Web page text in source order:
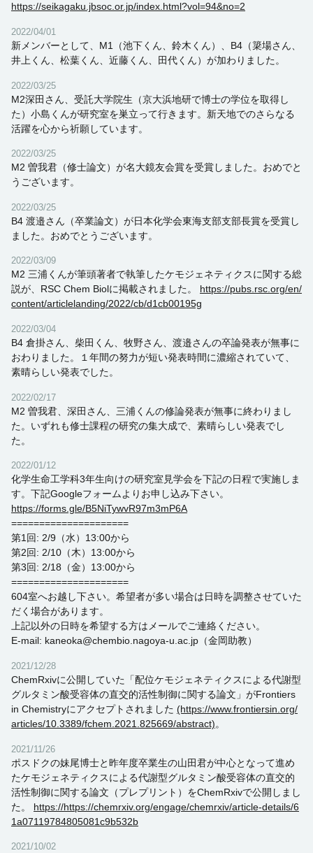
https://seikagaku.jbsoc.or.jp/index.html?vol=94&no=2
2022/04/01
新メンバーとして、M1（池下くん、鈴木くん）、B4（簗場さん、
井上くん、松葉くん、近藤くん、田代くん）が加わりました。
2022/03/25
M2深田さん、受託大学院生（京大浜地研で博士の学位を取得し
た）小島くんが研究室を巣立って行きます。新天地でのさらなる
活躍を心から祈願しています。
2022/03/25
M2 曽我君（修士論文）が名大鏡友会賞を受賞しました。おめでと
うございます。
2022/03/25
B4 渡邉さん（卒業論文）が日本化学会東海支部支部長賞を受賞し
ました。おめでとうございます。
2022/03/09
M2 三浦くんが筆頭著者で執筆したケモジェネティクスに関する総
説が、RSC Chem Biolに掲載されました。 https://pubs.rsc.org/en/
content/articlelanding/2022/cb/d1cb00195g
2022/03/04
B4 倉掛さん、柴田くん、牧野さん、渡邉さんの卒論発表が無事に
おわりました。１年間の努力が短い発表時間に濃縮されていて、
素晴らしい発表でした。
2022/02/17
M2 曽我君、深田さん、三浦くんの修論発表が無事に終わりまし
た。いずれも修士課程の研究の集大成で、素晴らしい発表でし
た。
2022/01/12
化学生命工学科3年生向けの研究室見学会を下記の日程で実施しま
す。下記Googleフォームよりお申し込み下さい。
https://forms.gle/B5NiTywvR97m3mP6A
=====================
第1回: 2/9（水）13:00から
第2回: 2/10（木）13:00から
第3回: 2/18（金）13:00から
=====================
604室へお越し下さい。希望者が多い場合は日時を調整させていた
だく場合があります。
上記以外の日時を希望する方はメールでご連絡ください。
E-mail: kaneoka@chembio.nagoya-u.ac.jp（金岡助教）
2021/12/28
ChemRxivに公開していた「配位ケモジェネティクスによる代謝型
グルタミン酸受容体の直交的活性制御に関する論文」がFrontiers
in Chemistryにアクセプトされました (https://www.frontiersin.org/
articles/10.3389/fchem.2021.825669/abstract)。
2021/11/26
ポスドクの妹尾博士と昨年度卒業生の山田君が中心となって進め
たケモジェネティクスによる代謝型グルタミン酸受容体の直交的
活性制御に関する論文（プレプリント）をChemRxivで公開しまし
た。 https://https://chemrxiv.org/engage/chemrxiv/article-details/6
1a07119784805081c9b532b
2021/10/02